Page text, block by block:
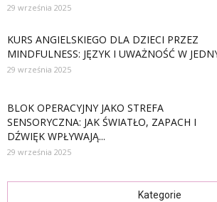
29 września 2025
KURS ANGIELSKIEGO DLA DZIECI PRZEZ
MINDFULNESS: JĘZYK I UWAŻNOŚĆ W
29 września 2025
BLOK OPERACYJNY JAKO STREFA
SENSORYCZNA: JAK ŚWIATŁO, ZAPACH I
DŹWIĘK WPŁYWAJĄ...
29 września 2025
Kategorie